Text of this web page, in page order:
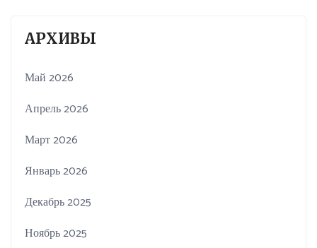
АРХИВЫ
Май 2026
Апрель 2026
Март 2026
Январь 2026
Декабрь 2025
Ноябрь 2025